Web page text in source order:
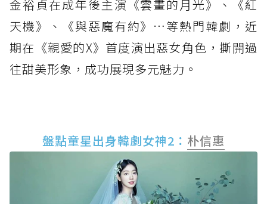
金裕貞在成年後主演《雲畫的月光》、《紅
天機》、《與惡魔有約》…等熱門韓劇，近
期在《親愛的X》首度演出惡女角色，撕開過
往甜美形象，成功展現多元魅力。
盤點童星出身韓劇女神2： 朴信惠